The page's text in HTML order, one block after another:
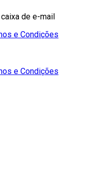
de e-mail
e Condições
e Condições